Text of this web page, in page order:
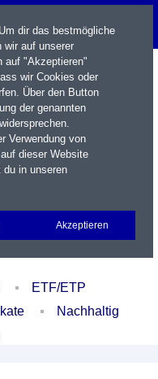
Login
ETF/ETP
Nachhaltig
dir das bestmögliche
wir auf unserer
auf "Akzeptieren"
wir Cookies oder
Über den Button
der genannten
Verwendung von
dieser Website
du in unseren
Akzeptieren